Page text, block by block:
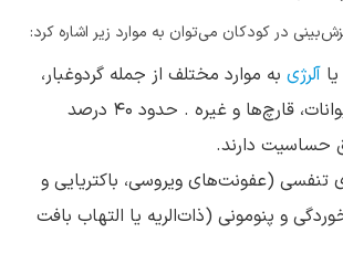
در کودکان می‌توان به موارد زیر اشاره کرد:
آلرژی به موارد مختلف از جمله گرد‌وغبار،
گرده گل‌ها، موی حیوانات، قارچ‌ها و غیره . حدود 40 درصد
حساسیت دارند.
تنفسی (عفونت‌های ویروسی، باکتریایی و
و پنومونی (ذات‌الریه یا التهاب بافت